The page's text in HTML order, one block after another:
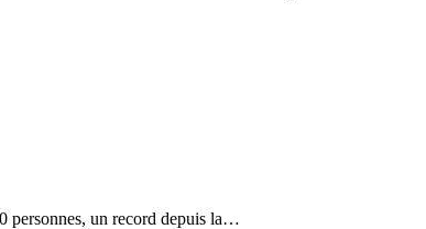
personnes, un record depuis la…